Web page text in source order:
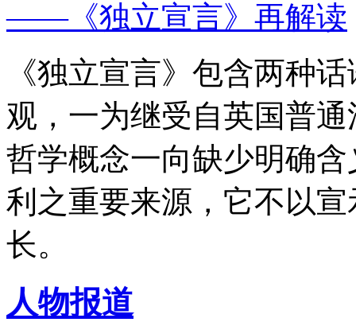
——《独立宣言》再解读
《独立宣言》包含两种
观，一为继受自英国普
哲学概念一向缺少明确
利之重要来源，它不以
长。
人物报道